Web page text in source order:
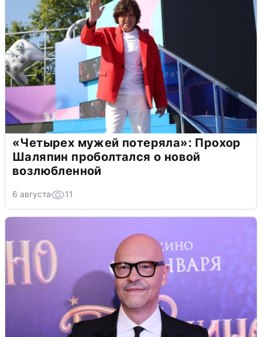
«Четырех мужей потеряла»: Прохор
Шаляпин проболтался о новой
возлюбленной
6 августа 11